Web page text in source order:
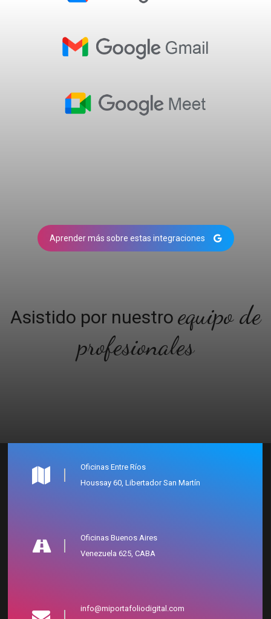
Aprender más sobre estas integraciones
Asistido por nuestro equipo de
profesionales
Oficinas Entre Ríos
Houssay 60, Libertador San Martín
Oficinas Buenos Aires
Venezuela 625, CABA
info@miportafoliodigital.com